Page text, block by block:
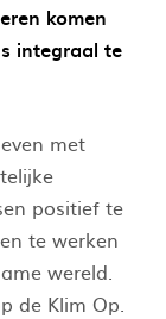
komen
integraal te
met
positief te
te werken
wereld.
de Klim Op.